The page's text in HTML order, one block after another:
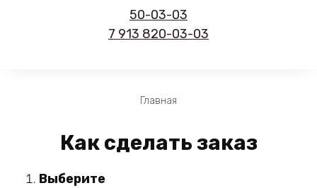
50-03-03
7 913 820-03-03
Главная
Как сделать заказ
Выберите